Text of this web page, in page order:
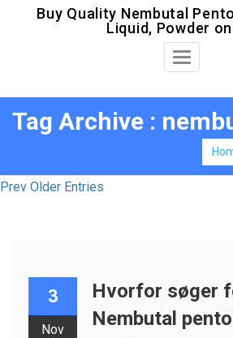
Buy Quality Nembutal
Liquid, Powder
Toggle
Tag Archive :
Prev Older Entries
3
Nov
Hvorfor søger
Nembutal